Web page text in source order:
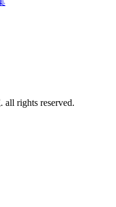
rights reserved.